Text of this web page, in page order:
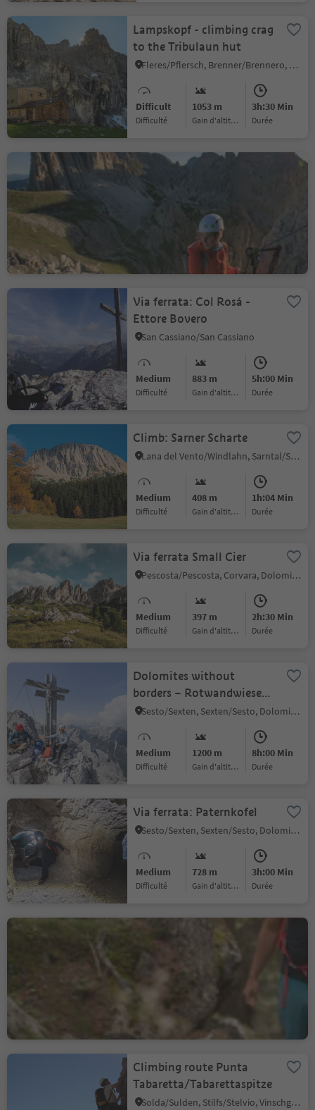
Lampskopf - climbing crag
to the Tribulaun hut
Fleres/Pflersch, Brenner/Brennero, Sterzing/Vipiteno and environs
Difficult
Difficulté
1053 m
Gain d'altitude
3h:30 Min
durée
Via Ferrata Rotwand |
Nova Levante/Welschnofen
681 m
Gain d'altitude durée
Via ferrata: Col Rosá -
Ettore Bovero
San Cassiano/San Cassiano
Medium
Difficulté
883 m
Gain d'altitude
5h:00 Min
durée
Climb: Sarner Scharte
Lana del Vento/Windlahn, Sarntal/Sarentino, Bolzano/Bozen and environs
Medium
Difficulté
408 m
Gain d'altitude
1h:04 Min
durée
Via ferrata Small Cier
Pescosta/Pescosta, Corvara, Dolomites Region Alta Badia
Medium
Difficulté
397 m
Gain d'altitude
2h:30 Min
durée
Dolomites without
borders – Rotwandwiesen
meadows - Rif. Berti
Sesto/Sexten, Sexten/Sesto, Dolomites Region 3 Zinnen
Medium
Difficulté
1200 m
Gain d'altitude
8h:00 Min
durée
Via ferrata: Paternkofel
Sesto/Sexten, Sexten/Sesto, Dolomites Region 3 Zinnen
Medium
Difficulté
728 m
Gain d'altitude
3h:00 Min
durée
Via ferrata "Heini Holzer"
Scena/Schenna, Schenna/Scena, Meran/Merano and environs
Difficult 7h:30 Min
Climbing route Punta
Tabaretta/Tabarettaspitze
Solda/Sulden, Stilfs/Stelvio, Vinschgau/Val Venosta